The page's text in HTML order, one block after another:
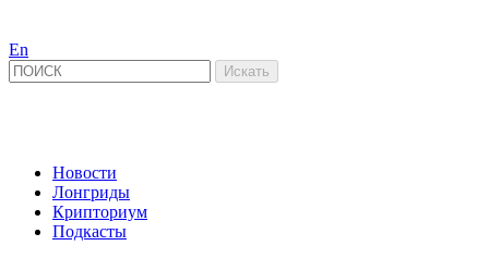
En
Новости
Лонгриды
Крипториум
Подкасты